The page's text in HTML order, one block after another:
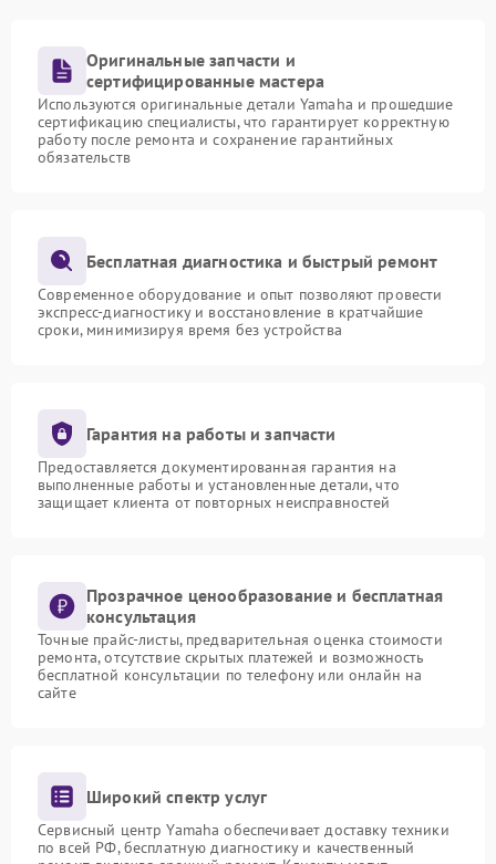
Оригинальные запчасти и
сертифицированные мастера
Используются оригинальные детали Yamaha и прошедшие
сертификацию специалисты, что гарантирует корректную
работу после ремонта и сохранение гарантийных
обязательств
Бесплатная диагностика и быстрый ремонт
Современное оборудование и опыт позволяют провести
экспресс-диагностику и восстановление в кратчайшие
сроки, минимизируя время без устройства
Гарантия на работы и запчасти
Предоставляется документированная гарантия на
выполненные работы и установленные детали, что
защищает клиента от повторных неисправностей
Прозрачное ценообразование и бесплатная
консультация
Точные прайс-листы, предварительная оценка стоимости
ремонта, отсутствие скрытых платежей и возможность
бесплатной консультации по телефону или онлайн на
сайте
Широкий спектр услуг
Сервисный центр Yamaha обеспечивает доставку техники
по всей РФ, бесплатную диагностику и качественный